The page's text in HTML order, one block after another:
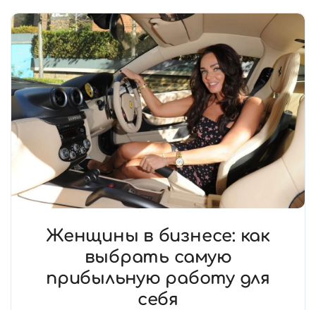
Женщины в бизнесе: как
выбрать самую
прибыльную работу для
себя